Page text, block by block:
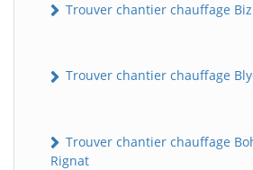
Trouver chantier chauffage
Trouver chantier chauffage
Trouver chantier chauffage
Rignat